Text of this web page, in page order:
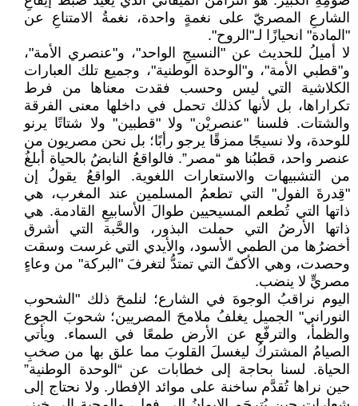
الشارعِ المصريّ على نغمةٍ واحدة، نغمةُ الامتناعِ عن
"المادة" انحيازًا لـ"الروح".
لا أميلُ للحديث عن "النسيجِ الواحد"، و"عنصري الأمة"،
و"قطبي الأمة"، و"الوحدة الوطنية"، وجميع تلك العبارات
الكلاشية التي ليس وحسب فقدت معناها من فرط
تكراراها، بل لأنها كذلك تحمل في داخلها معنى الفرقة
والشتات. فلسنا "عنصريْن" ولا "قطبين" ولا شتاتًا يرنو
للوحدة، ولا نسيجًا ممزقًا يرجو رأبًا؛ بل نحن مصريون من
عنصر واحد، قطبُنا هو “مصر”. فالواقعُ النابضُ بالحياة أبلغُ
من التشبيهات والاستعارات اللغوية. الواقعُ يقولُ إن
"قِدرةَ الفول" التي تطعمُ المسلمين عند المغرب، هي
ذاتها التي تُطعم المسيحيين طوالَ الأسابيعِ القادمة. هي
ذاتها الأرضُ التي حملت البذور، والحَّبة التي أشرق
أخضرُها من الطمي الأسود، والأيدي التي غرست وسقت
وحصدت، وهي الأكفّ التي تمتدُّ لتغرفَ "البركة" من وعاءٍ
مصريٍّ لا ينضب.
اليوم نراقبُ الوجوهَ في الشارع؛ لنلمحَ ذلك "الشحوب
النوراني" الجميل يغلفُ ملامحَ المصريين؛ شحوبَ الجوع
والظمأ، والترفّع عن الأرض طمعًا في السماء. ويأتي
الصيامُ المشتركُ ليغسلَ القلوبَ مما علق بها من صخبِ
الحياة. لسنا بحاجة إلى خطابات عن “الوحدة الوطنية”
حين نراها تُقدَّم ساخنة على موائد الإفطار. ولا نحتاج إلى